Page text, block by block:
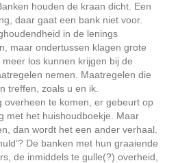
houden de kraan dicht. Een
daar gaat een bank niet voor.
in de lenings
maar ondertussen klagen grote
los kunnen krijgen bij de
nemen. Maatregelen die
treffen, zoals u en ik.
overheen te komen, er gebeurt op
met het huishoudboekje. Maar
dan wordt het een ander verhaal.
De banken met hun graaiende
de inmiddels te gulle(?) overheid,